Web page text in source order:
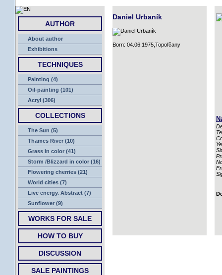
AUTHOR
About author
Exhibitions
TECHNIQUES
Painting (4)
Oil-painting (101)
Acryl (306)
COLLECTIONS
The Sun (5)
Thames River (10)
Grass in color (41)
Storm /Blizzard in color (16)
Flowering cherries (21)
World cities (7)
Live energy. Abstract (7)
Sunflower (9)
WORKS FOR SALE
HOW TO BUY
DISCUSSION
SALE PAINTINGS
Daniel Urbaník
Born: 04.06.1975,Topoľčany